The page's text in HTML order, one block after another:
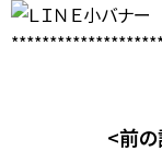
<前